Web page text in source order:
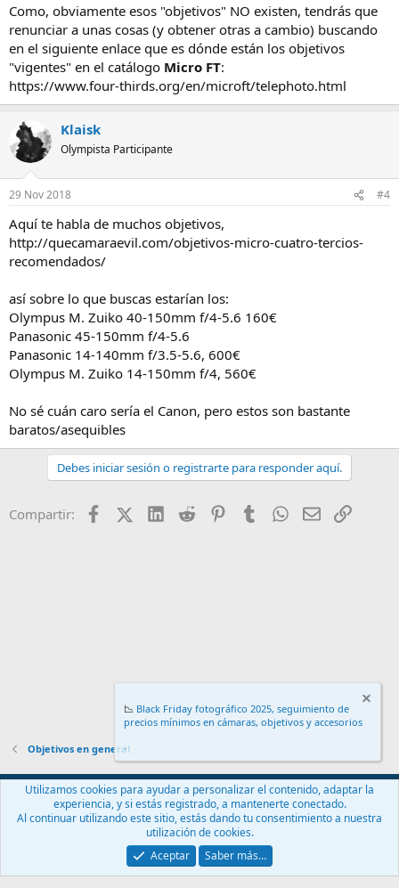
Como, obviamente esos "objetivos" NO existen, tendrás que
renunciar a unas cosas (y obtener otras a cambio) buscando
en el siguiente enlace que es dónde están los objetivos
"vigentes" en el catálogo Micro FT:
https://www.four-thirds.org/en/microft/telephoto.html
Klaisk
Olympista Participante
29 Nov 2018 #4
Aquí te habla de muchos objetivos,
http://quecamaraevil.com/objetivos-micro-cuatro-tercios-
recomendados/
así sobre lo que buscas estarían los:
Olympus M. Zuiko 40-150mm f/4-5.6 160€
Panasonic 45-150mm f/4-5.6
Panasonic 14-140mm f/3.5-5.6, 600€
Olympus M. Zuiko 14-150mm f/4, 560€
No sé cuán caro sería el Canon, pero estos son bastante
baratos/asequibles
Debes iniciar sesión o registrarte para responder aquí.
Compartir: FacebookX (Twitter)
LinkedIn
Reddit PinterestTumblr WhatsApp
EmailEnlace
Objetivos en general
Español (ES)
Contáctanos
Términos y reglas Política de privacidad
Ayuda
Community platform by XenForo® © 2010-2024 XenForo Ltd.
📉 Black Friday fotográfico 2025, seguimiento de
precios mínimos en cámaras, objetivos y accesorios
.
Utilizamos cookies para ayudar a personalizar el contenido, adaptar la
experiencia, y si estás registrado, a mantenerte conectado.
Al continuar utilizando este sitio, estás dando tu consentimiento a nuestra
utilización de cookies.
Aceptar
Saber más…